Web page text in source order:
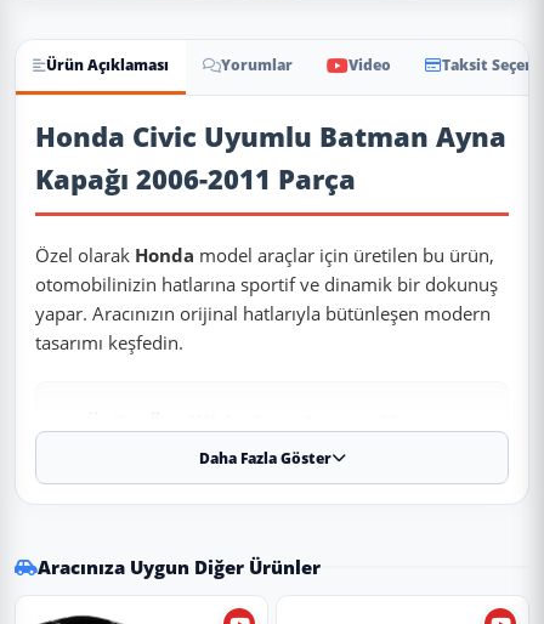
Ürün Açıklaması Yorumlar Video Taksit
Ürün Açıklaması
Honda Civic Uyumlu Batman Ayna
Kapağı 2006-2011 Parça
Özel olarak Honda model araçlar için üretilen bu ürün,
otomobilinizin hatlarına sportif ve dinamik bir dokunuş
yapar. Aracınızın orijinal hatlarıyla bütünleşen modern
tasarımı keşfedin.
✨ Ürün Özellikleri ve Avantajları
2006 - 2007 - 2008 - 2009 - 2010 - 2011
modelleriyle tam uyumludur.
✔ Malzeme:Esnek, kırılmaya karşı dirençli 1. sınıf ABS
Daha Fazla Göster
Aracınıza Uygun Diğer Ürünler